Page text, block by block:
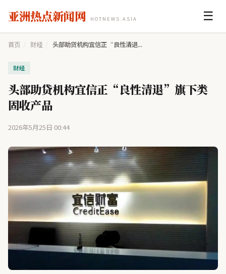
亚洲热点新闻网 HOTNEWS.ASIA ☰
首页 财经 头部助贷机构宜信正“良性清退...
财经
头部助贷机构宜信正“良性清退”旗下类
固收产品
2026年5月25日 00:44